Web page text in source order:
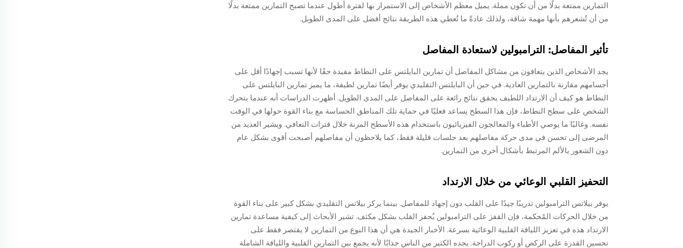
التمارين ممتعة بدلًا من أن تكون مملة. يميل معظم الأشخاص إلى الاستمرار بها لفترة أطول عندما تصبح التمارين ممتعة بدلًا
من أن تُشعرهم بأنها مهمة شاقة، ولذلك عادةً ما تُعطي هذه الطريقة نتائج أفضل على المدى الطويل.
تأثير المفاصل: الترامبولين لاستعادة المفاصل
يجد الأشخاص الذين يتعافون من مشاكل المفاصل أن تمارين البايلتس على النطاط مفيدة حقًا لأنها تسبب إجهادًا أقل على
أجسامهم مقارنة بالتمارين العادية. في حين أن البايلتس التقليدي يوفر أيضًا تمارين لطيفة، ما يميز تمارين البايلتس على
النطاط هو كيف أن الارتداد اللطيف يحقق نتائج رائعة على المفاصل على المدى الطويل. أظهرت الدراسات أنه عندما يتحرك
الشخص على سطح النطاط، فإن هذا السطح يساعد فعليًا في حماية تلك المناطق الحساسة مع بناء القوة حولها في الوقت
نفسه. وغالبًا ما يوصي الأطباء والمعالجون الفيزيائيون باستخدام هذه الأسطح المرنة خلال فترات التعافي. ويشير العديد من
المرضى إلى تحسن في مدى حركة مفاصلهم بعد جلسات قليلة فقط، كما يلاحظون أن مفاصلهم أصبحت أقوى بشكل عام
دون الشعور بالألم المرتبط بأشكال أخرى من التمارين.
التحفيز القلبي الوعائي من خلال الارتداد
يوفر بيلاتس الترامبولين تدريبًا جيدًا على القلب دون إجهاد للمفاصل. بينما يركز بيلاتس التقليدي بشكل كبير على بناء القوة
من خلال الحركات المُحكمة، فإن القفز على الترامبولين يُحفز القلب بشكل مكثف. تشير الأبحاث إلى كيفية مساعدة تمارين
الارتداد هذه في تعزيز اللياقة القلبية الوعائية بسرعة. الأخبار الجيدة هي أن هذا النوع من التمارين لا يقتصر فقط على
تحسين القدرة على الركض أو ركوب الدراجة. يجده الكثير من الناس جذابًا لأنه يجمع بين التمارين القلبية واللياقة الشاملة